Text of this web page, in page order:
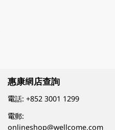
惠康網店查詢
電話:+852 3001 1299
電郵:
onlineshop@wellcome.com